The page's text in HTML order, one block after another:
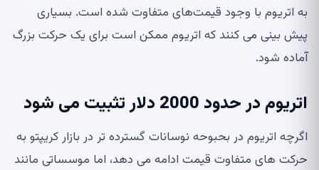
به اتریوم با وجود قیمت‌های متفاوت شده است. بسیاری
پیش بینی می کنند که اتریوم ممکن است برای یک حرکت بزرگ
آماده شود.
اتریوم در حدود 2000 دلار تثبیت می شود
اگرچه اتریوم در بحبوحه نوسانات گسترده تر در بازار کریپتو به
حرکت های متفاوت قیمت ادامه می دهد، اما موسساتی مانند